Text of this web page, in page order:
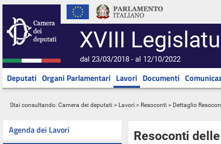
XVIII
dal 23/03/2018 - al 12/10/2022
Deputati Organi Parlamentari Lavori Documenti
Stai consultando: Camera dei deputati > Lavori > Resoconti > Dettaglio
Agenda dei Lavori
Resoconti